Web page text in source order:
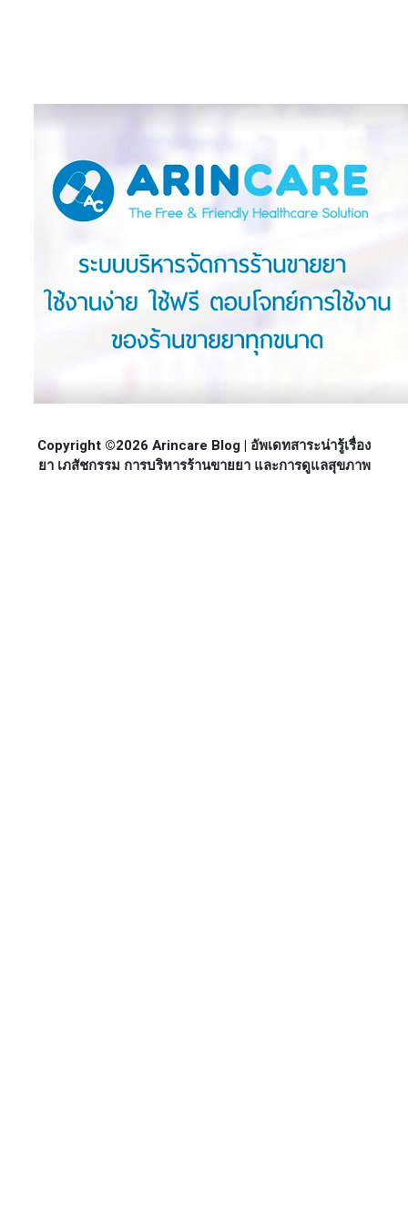
Copyright ©2026 Arincare Blog | อัพเดทสาระน่ารู้เรื่อง
ยา เภสัชกรรม การบริหารร้านขายยา และการดูแลสุขภาพ